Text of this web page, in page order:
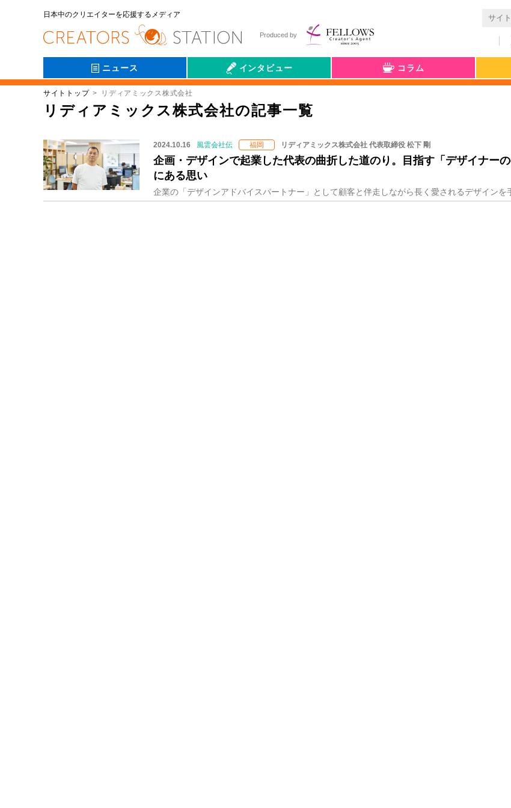
日本中のクリエイターを応援するメディア
Produced by
ニュース インタビュー コラム
サイトトップ リディアミックス株式会社
リディアミックス株式会社の記事一覧
2024.10.16 風雲会社伝 福岡 リディアミックス株式会社 代表取締役 松下 剛
企画・デザインで起業した代表の曲折した道のり。目指す「デザイナー
にある思い